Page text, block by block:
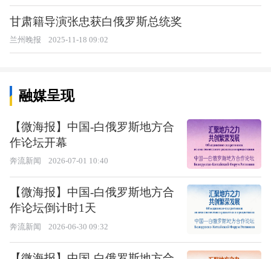
甘肃籍导演张忠获白俄罗斯总统奖
兰州晚报 2025-11-18 09:02
融媒呈现
【微海报】中国-白俄罗斯地方合
作论坛开幕
奔流新闻 2026-07-01 10:40
【微海报】中国-白俄罗斯地方合
作论坛倒计时1天
奔流新闻 2026-06-30 09:32